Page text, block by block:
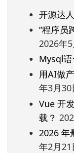
开源达
“程序员
2026年
Mysql
用AI做
年3月30
Vue 开
载？
2026 年
年2月21